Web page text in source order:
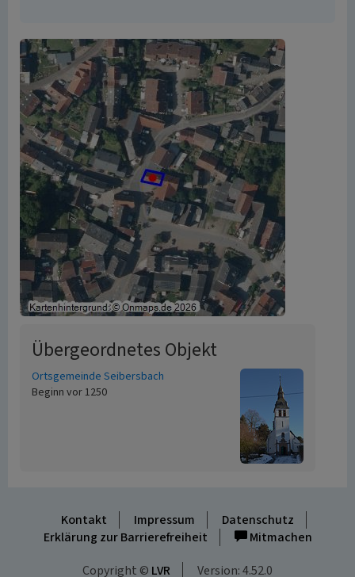
Übergeordnetes Objekt
Ortsgemeinde Seibersbach
Beginn vor 1250
Kontakt Impressum
Datenschutz
Erklärung zur Barrierefreiheit
Mitmachen
Copyright © LVR Version: 4.52.0